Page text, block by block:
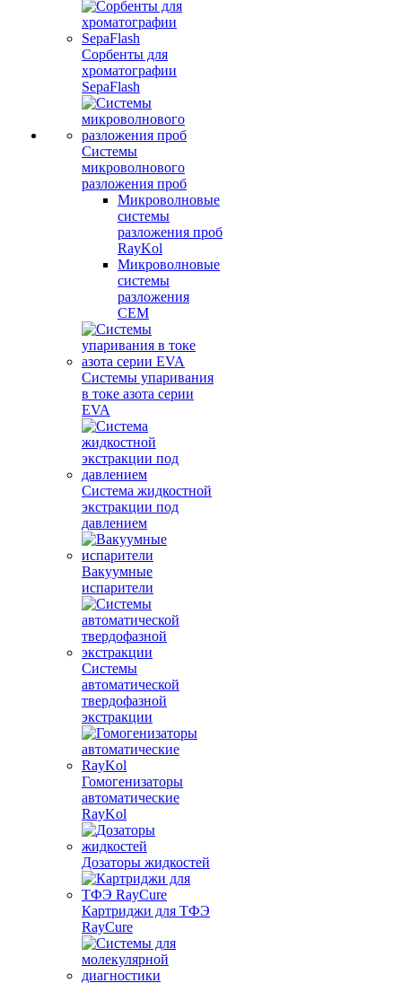
Сорбенты для
хроматографии
SepaFlash
Системы
микроволнового
разложения проб
Микроволновые
системы
разложения проб
RayKol
Микроволновые
системы
разложения
CEM
Системы упаривания
в токе азота серии
EVA
Система жидкостной
экстракции под
давлением
Вакуумные
испарители
Системы
автоматической
твердофазной
экстракции
Гомогенизаторы
автоматические
RayKol
Дозаторы жидкостей
Картриджи для ТФЭ
RayCure